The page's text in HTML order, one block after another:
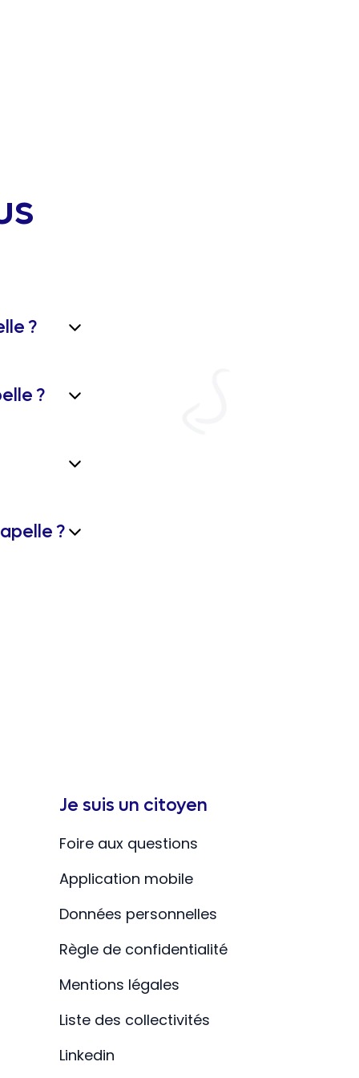
?
?
?
Je suis un citoyen
Foire aux questions
Application mobile
Données personnelles
Règle de confidentialité
Mentions légales
Liste des collectivités
Linkedin